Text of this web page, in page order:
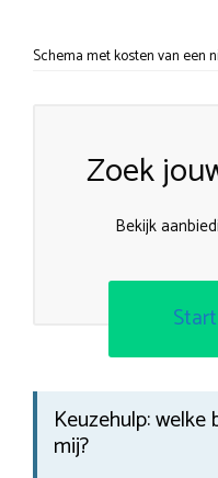
Schema met kosten van een
Zoek
Bekijk
Keuzehulp:
mij?